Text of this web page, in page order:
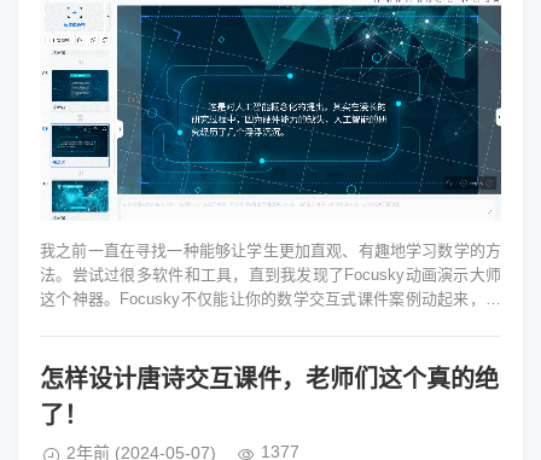
我之前一直在寻找一种能够让学生更加直观、有趣地学习数学的方
法。尝试过很多软件和工具，直到我发现了Focusky动画演示大师
这个神器。Focusky不仅能让你的数学交互式课件案例动起来，更
怎样设计唐诗交互课件，老师们这个真的绝
了！
2年前 (2024-05-07) 1377